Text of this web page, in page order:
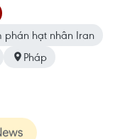
phán hạt nhân Iran
Pháp